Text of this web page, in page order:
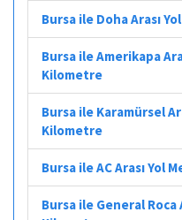
Bursa ile Doha Arası
Bursa ile Amerikapa
Kilometre
Bursa ile Karamürsel
Kilometre
Bursa ile AC Arası Yol
Bursa ile General Roca